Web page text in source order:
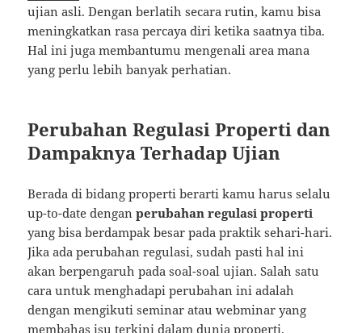
ujian asli. Dengan berlatih secara rutin, kamu bisa
meningkatkan rasa percaya diri ketika saatnya tiba.
Hal ini juga membantumu mengenali area mana
yang perlu lebih banyak perhatian.
Perubahan Regulasi Properti dan
Dampaknya Terhadap Ujian
Berada di bidang properti berarti kamu harus selalu
up-to-date denganperubahan regulasi properti
yang bisa berdampak besar pada praktik sehari-hari.
Jika ada perubahan regulasi, sudah pasti hal ini
akan berpengaruh pada soal-soal ujian. Salah satu
cara untuk menghadapi perubahan ini adalah
dengan mengikuti seminar atau webminar yang
membahas isu terkini dalam dunia properti.